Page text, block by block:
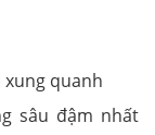
quanh
sâu đậm nhất